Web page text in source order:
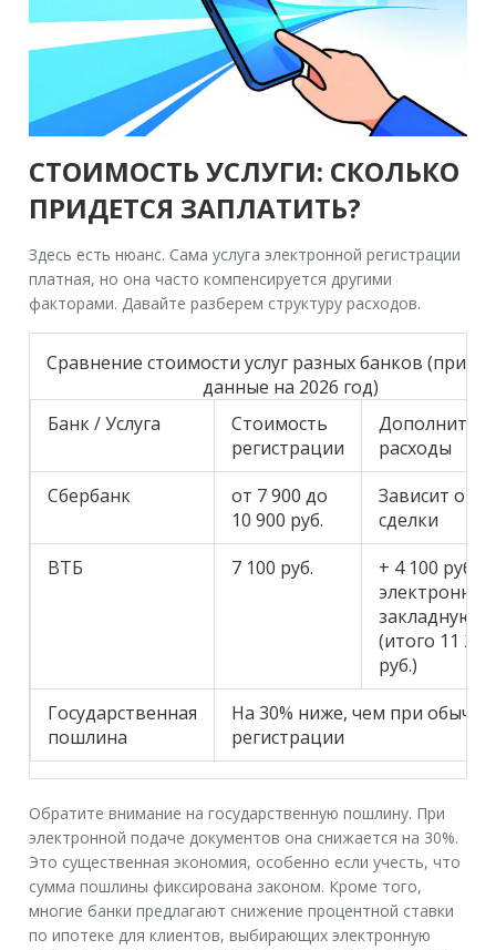
СТОИМОСТЬ УСЛУГИ: СКОЛЬКО
ПРИДЕТСЯ ЗАПЛАТИТЬ?
Здесь есть нюанс. Сама услуга электронной регистрации
платная, но она часто компенсируется другими
факторами. Давайте разберем структуру расходов.
Сравнение стоимости услуг разных банков
данные на 2026 год)
Банк / Услуга
Стоимость
регистрации
расходы
Сбербанк
от 7 900 до
10 900 руб.
Зависит от
сделки
ВТБ
7 100 руб.
+ 4 100 руб.
электронную
закладную
(итого 11 200
руб.)
Государственная
пошлина
На 30% ниже, чем при
регистрации
Обратите внимание нагосударственную пошлину. При
электронной подаче документов она снижается на 30%.
Это существенная экономия, особенно если учесть, что
сумма пошлины фиксирована законом. Кроме того,
многие банки предлагают снижение процентной ставки
по ипотеке для клиентов, выбирающих электронную